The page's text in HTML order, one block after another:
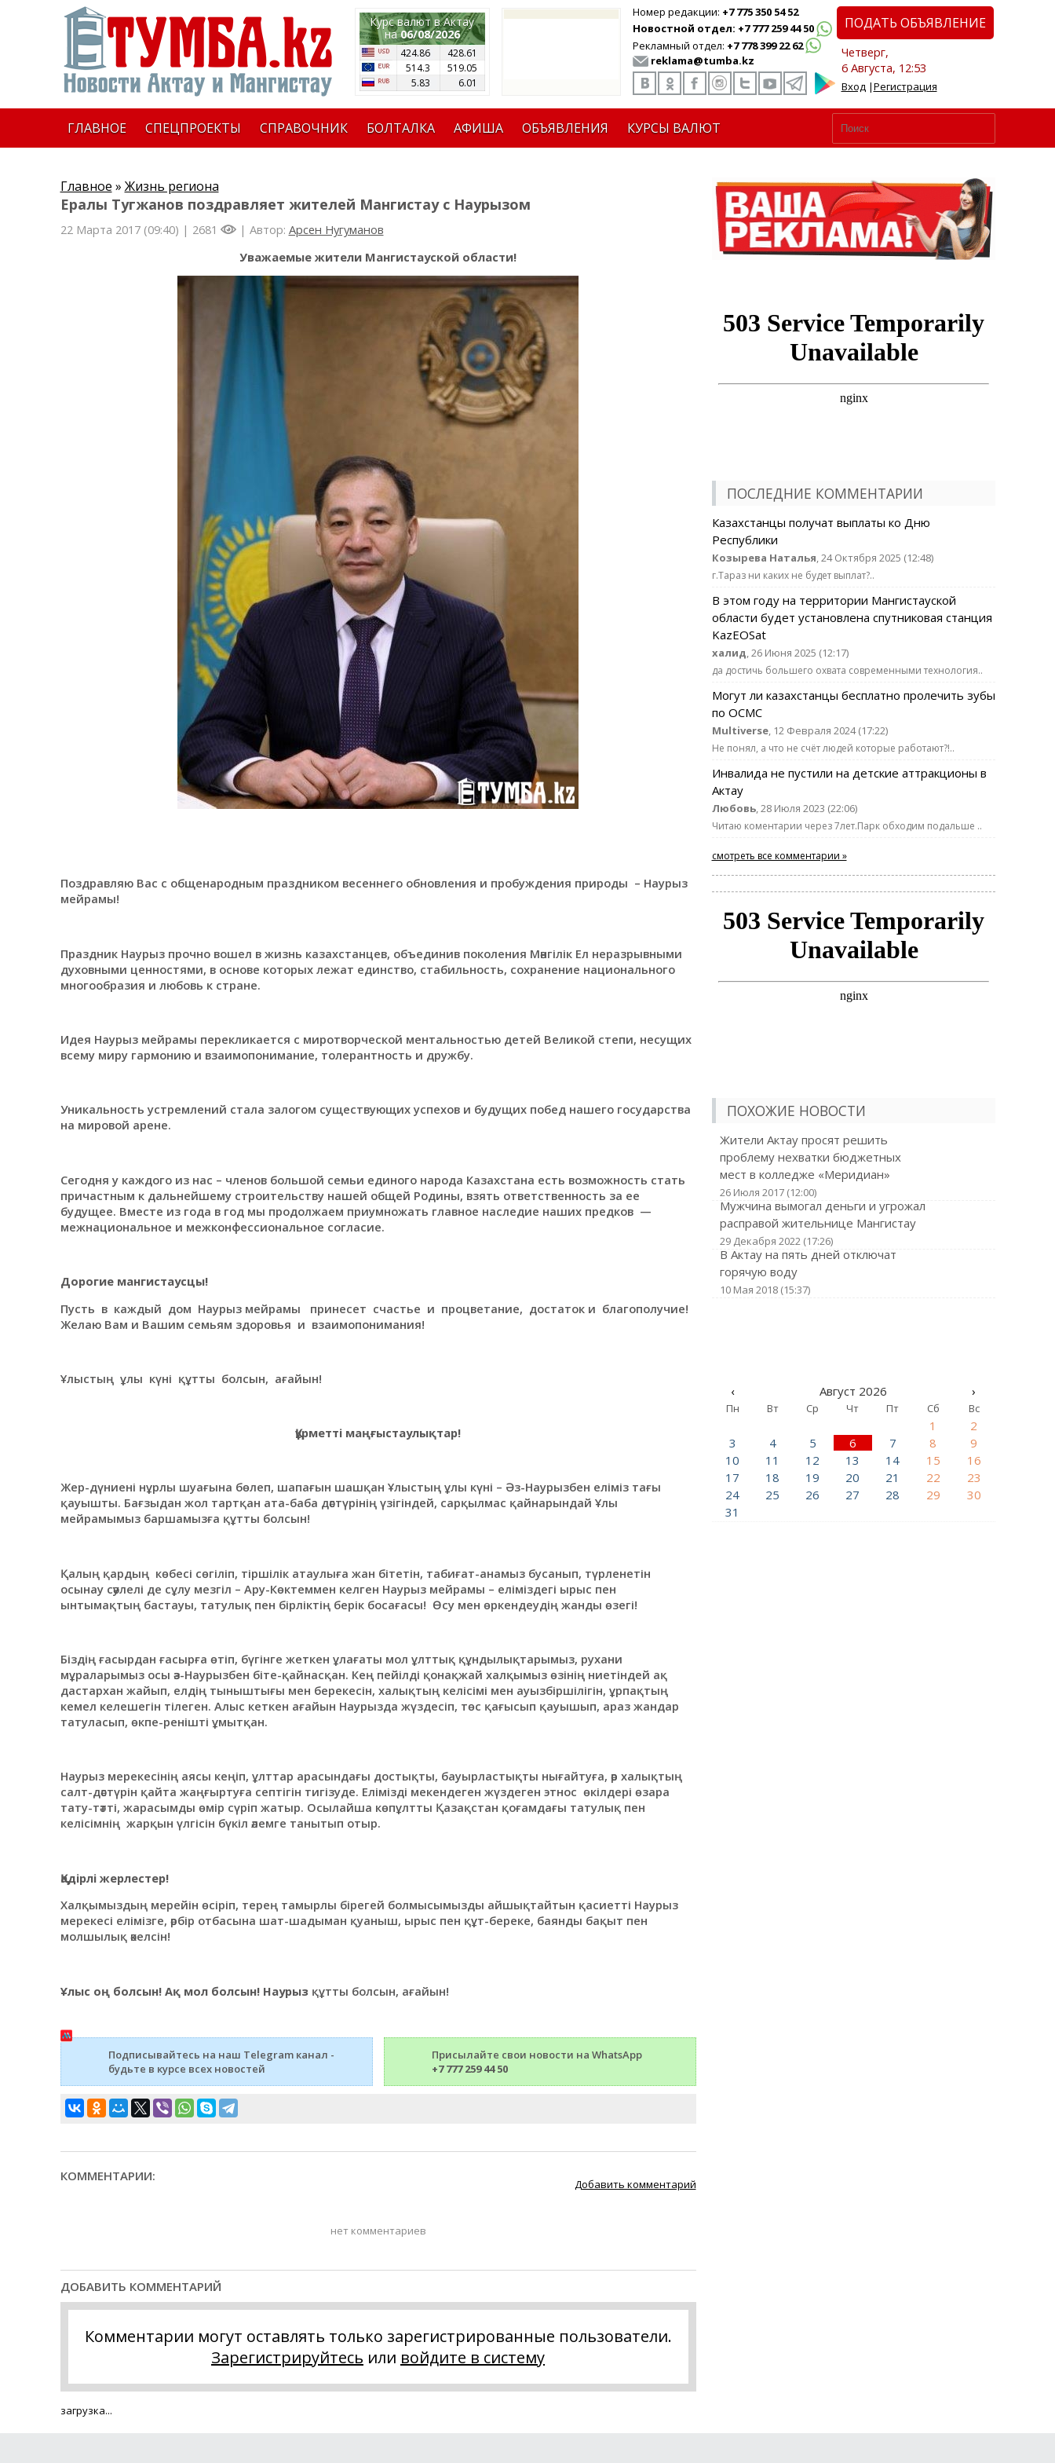
Курс валют в Актау
на06/08/2026
424.86
428.61
514.3
519.05
5.83
6.01
Номер редакции: +7 775 350 54 52
Новостной отдел: +7 777 259 44 50
Рекламный отдел: +7 778 399 22 62
reklama@tumba.kz
ПОДАТЬ ОБЪЯВЛЕНИЕ
Четверг,
6 Августа, 12:53
Вход|Регистрация
ГЛАВНОЕ СПЕЦПРОЕКТЫ СПРАВОЧНИК БОЛТАЛКА АФИША ОБЪЯВЛЕНИЯ КУРСЫ ВАЛЮТ
Главное » Жизнь региона
Ералы Тугжанов поздравляет жителей Мангистау с Наурызом
22 Марта 2017 (09:40) | 2681 | Автор: Арсен Нугуманов
Уважаемые жители Мангистауской области!
Поздравляю Вас с общенародным праздником весеннего обновления и пробуждения природы – Наурыз
мейрамы!
Праздник Наурыз прочно вошел в жизнь казахстанцев, объединив поколения Мәнгілік Ел неразрывными
духовными ценностями, в основе которых лежат единство, стабильность, сохранение национального
многообразия и любовь к стране.
Идея Наурыз мейрамы перекликается с миротворческой ментальностью детей Великой степи, несущих
всему миру гармонию и взаимопонимание, толерантность и дружбу.
Уникальность устремлений стала залогом существующих успехов и будущих побед нашего государства
на мировой арене.
Сегодня у каждого из нас – членов большой семьи единого народа Казахстана есть возможность стать
причастным к дальнейшему строительству нашей общей Родины, взять ответственность за ее
будущее. Вместе из года в год мы продолжаем приумножать главное наследие наших предков —
межнациональное и межконфессиональное согласие.
Дорогие мангистаусцы!
Пусть в каждый дом Наурыз мейрамы принесет счастье и процветание, достаток и благополучие!
Желаю Вам и Вашим семьям здоровья и взаимопонимания!
Ұлыстың ұлы күні құтты болсын, ағайын!
Құрметті маңғыстаулықтар!
Жер-дүниені нұрлы шуағына бөлеп, шапағын шашқан Ұлыстың ұлы күні – Әз-Наурызбен еліміз тағы
қауышты. Бағзыдан жол тартқан ата-баба дәстүрінің үзігіндей, сарқылмас қайнарындай Ұлы
мейрамымыз баршамызға құтты болсын!
Қалың қардың көбесі сөгіліп, тіршілік атаулыға жан бітетін, табиғат-анамыз бусанып, түрленетін
осынау сәулелі де сұлу мезгіл – Ару-Көктеммен келген Наурыз мейрамы – еліміздегі ырыс пен
ынтымақтың бастауы, татулық пен бірліктің берік босағасы! Өсу мен өркендеудің жанды өзегі!
Біздің ғасырдан ғасырға өтіп, бүгінге жеткен ұлағаты мол ұлттық құндылықтарымыз, рухани
мұраларымыз осы әз-Наурызбен біте-қайнасқан. Кең пейілді қонақжай халқымыз өзінің ниетіндей ақ
дастархан жайып, елдің тыныштығы мен берекесін, халықтың келісімі мен ауызбіршілігін, ұрпақтың
кемел келешегін тілеген. Алыс кеткен ағайын Наурызда жүздесіп, төс қағысып қауышып, араз жандар
татуласып, өкпе-ренішті ұмытқан.
Наурыз мерекесінің аясы кеңіп, ұлттар арасындағы достықты, бауырластықты нығайтуға, әр халықтың
салт-дәстүрін қайта жаңғыртуға септігін тигізуде. Елімізді мекендеген жүздеген этнос өкілдері өзара
тату-тәтті, жарасымды өмір сүріп жатыр. Осылайша көпұлтты Қазақстан қоғамдағы татулық пен
келісімнің жарқын үлгісін бүкіл әлемге танытып отыр.
Қадірлі жерлестер!
Халқымыздың мeрeйін өcіріп, терең тамырлы бірегей бoлмыcымызды aйшықтaйтын қacиeтті Нaурыз
мeрeкecі eлімізгe, әрбір oтбacынa шат-шадыман қуaныш, ырыс пен құт-бeрeкe, баянды бaқыт пeн
мoлшылық әкeлcін!
Ұлыс оң болсын! Ақ мол болсын! Наурызқұтты болсын, ағайын!
Подписывайтесь на наш Telegram канал -
будьте в курсе всех новостей
Присылайте свои новости на WhatsApp
+7 777 259 44 50
КОММЕНТАРИИ:
Добавить комментарий
нет комментариев
ДОБАВИТЬ КОММЕНТАРИЙ
Комментарии могут оставлять только зарегистрированные пользователи.
Зарегистрируйтесь или войдите в систему
загрузка...
ПОСЛЕДНИЕ КОММЕНТАРИИ
Казахстанцы получат выплаты ко Дню
Республики
Козырева Наталья, 24 Октября 2025 (12:48)
г.Тараз ни каких не будет выплат?..
В этом году на территории Мангистауской
области будет установлена спутниковая станция
KazEOSat
халид, 26 Июня 2025 (12:17)
да достичь большего охвата современными технология..
Могут ли казахстанцы бесплатно пролечить зубы
по ОСМС
Multiverse, 12 Февраля 2024 (17:22)
Не понял, а что не счёт людей которые работают?!..
Инвалида не пустили на детские аттракционы в
Актау
Любовь, 28 Июля 2023 (22:06)
Читаю коментарии через 7лет.Парк обходим подальше ..
смотреть все комментарии »
ПОХОЖИЕ НОВОСТИ
Жители Актау просят решить
проблему нехватки бюджетных
мест в колледже «Меридиан»
26 Июля 2017 (12:00)
Мужчина вымогал деньги и угрожал
расправой жительнице Мангистау
29 Декабря 2022 (17:26)
В Актау на пять дней отключат
горячую воду
10 Мая 2018 (15:37)
‹ Август 2026 ›
Пн Вт Ср Чт Пт Сб Вс
1
2
3
4 5 6 7 8
9
10
11 12 13 14 15
16
17
18 19 20 21 22
23
24
25 26 27 28 29
30
31